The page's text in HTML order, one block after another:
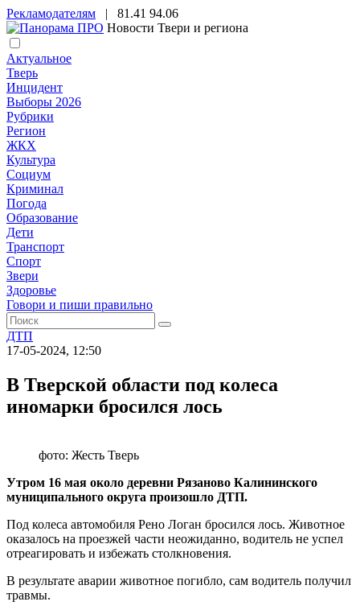
Рекламодателям | 81.41 94.06
Новости Твери и региона
Актуальное
Тверь
Инцидент
Выборы 2026
Рубрики
Регион
ЖКХ
Культура
Социум
Криминал
Погода
Образование
Дети
Транспорт
Спорт
Звери
Здоровье
Говори и пиши правильно
ДТП
17-05-2024, 12:50
В Тверской области под колеса
иномарки бросился лось
фото: Жесть Тверь
Утром 16 мая около деревни Рязаново Калининского
муниципального округа произошло ДТП.
Под колеса автомобиля Рено Логан бросился лось. Животное
оказалось на проезжей части неожиданно, водитель не успел
отреагировать и избежать столкновения.
В результате аварии животное погибло, сам водитель получил
травмы.